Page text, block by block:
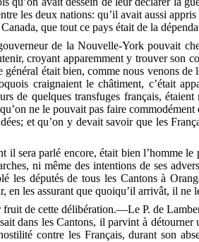
les deux nations: qu’il avait aussi
que tout ce pays était de la
de la Nouvelle-York pouvait
croyant apparemment y trouver son
était bien, comme nous venons de
craignaient le châtiment, c’était
de quelques transfuges français,
ne le pouvait pas faire
et qu’on y devait savoir que les
il sera parlé encore, était bien l’homme
ni même des intentions de ses
les députés de tous les Cantons à
en les assurant que quoiqu’il arrivât, il ne
de cette délibération.—Le P. de
dans les Cantons, il parvint à détourner
contre les Français, durant son